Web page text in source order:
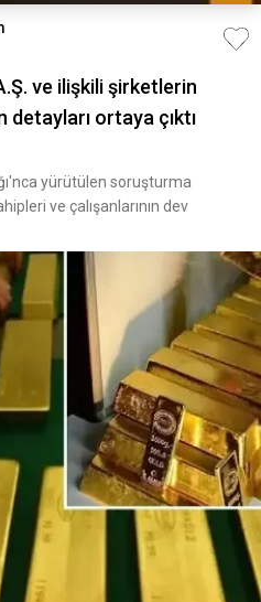
ve ilişkili şirketlerin
ortaya çıktı
yürütülen soruşturma
ve çalışanlarının dev